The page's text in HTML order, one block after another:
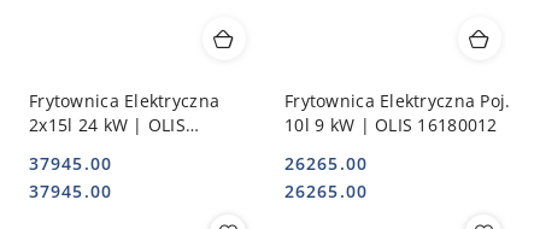
Frytownica Elektryczna
2x15l 24 kW | OLIS
Cena:
37945.00
Cena:
37945.00
Frytownica Elektryczna Poj.
10l 9 kW | OLIS 16180012
Cena:
26265.00
Cena:
26265.00